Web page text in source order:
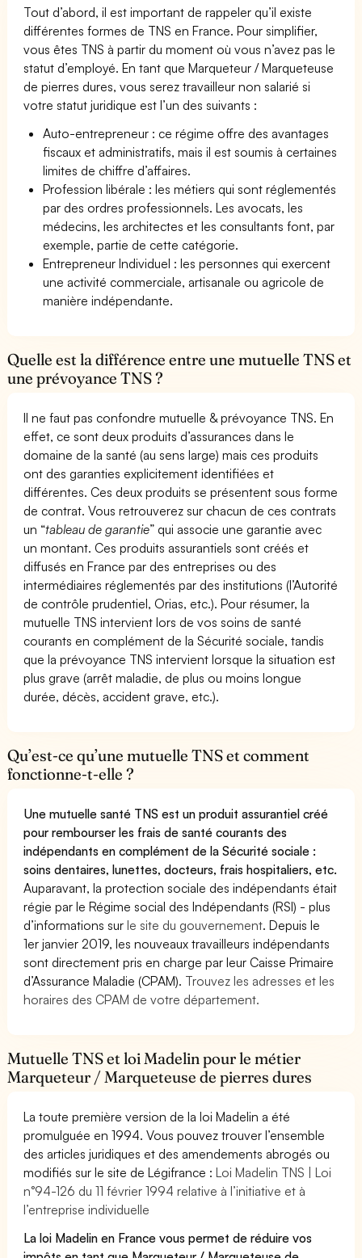
Tout d’abord, il est important de rappeler qu’il existe
différentes formes de TNS en France. Pour simplifier,
vous êtes TNS à partir du moment où vous n’avez pas le
statut d’employé. En tant que Marqueteur / Marqueteuse
de pierres dures, vous serez travailleur non salarié si
votre statut juridique est l’un des suivants :
Auto-entrepreneur : ce régime offre des avantages
fiscaux et administratifs, mais il est soumis à certaines
limites de chiffre d’affaires.
Profession libérale : les métiers qui sont réglementés
par des ordres professionnels. Les avocats, les
médecins, les architectes et les consultants font, par
exemple, partie de cette catégorie.
Entrepreneur Individuel : les personnes qui exercent
une activité commerciale, artisanale ou agricole de
manière indépendante.
Quelle est la différence entre une mutuelle TNS et
une prévoyance TNS ?
Il ne faut pas confondre mutuelle & prévoyance TNS. En
effet, ce sont deux produits d’assurances dans le
domaine de la santé (au sens large) mais ces produits
ont des garanties explicitement identifiées et
différentes. Ces deux produits se présentent sous forme
de contrat. Vous retrouverez sur chacun de ces contrats
un “tableau de garantie” qui associe une garantie avec
un montant. Ces produits assurantiels sont créés et
diffusés en France par des entreprises ou des
intermédiaires réglementés par des institutions (l’Autorité
de contrôle prudentiel, Orias, etc.). Pour résumer, la
mutuelle TNS intervient lors de vos soins de santé
courants en complément de la Sécurité sociale, tandis
que la prévoyance TNS intervient lorsque la situation est
plus grave (arrêt maladie, de plus ou moins longue
durée, décès, accident grave, etc.).
Qu’est-ce qu’une mutuelle TNS et comment
fonctionne-t-elle ?
Une mutuelle santé TNS est un produit assurantiel créé
pour rembourser les frais de santé courants des
indépendants en complément de la Sécurité sociale :
soins dentaires, lunettes, docteurs, frais hospitaliers, etc.
Auparavant, la protection sociale des indépendants était
régie par le Régime social des Indépendants (RSI) - plus
d’informations surle site du gouvernement. Depuis le
1er janvier 2019, les nouveaux travailleurs indépendants
sont directement pris en charge par leur Caisse Primaire
d’Assurance Maladie (CPAM). Trouvez les adresses et les
horaires des CPAM de votre département.
Mutuelle TNS et loi Madelin pour le métier
Marqueteur / Marqueteuse de pierres dures
La toute première version de la loi Madelin a été
promulguée en 1994. Vous pouvez trouver l’ensemble
des articles juridiques et des amendements abrogés ou
modifiés sur le site de Légifrance :Loi Madelin TNS | Loi
n°94-126 du 11 février 1994 relative à l’initiative et à
l’entreprise individuelle
La loi Madelin en France vous permet de réduire vos